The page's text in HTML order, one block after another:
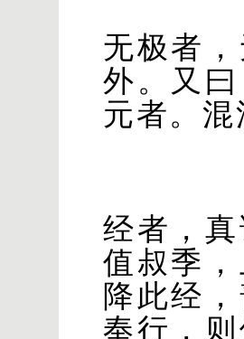
无极者
外。又
元者。
经者，
值叔季
降此经
奉行，